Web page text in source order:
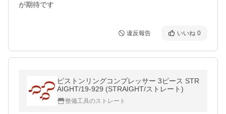
が期待です
違反報告 いいね 0
ピストンリングコンプレッサー 3ピース STR
AIGHT/19-929 (STRAIGHT/ストレート)
整備工具のストレート